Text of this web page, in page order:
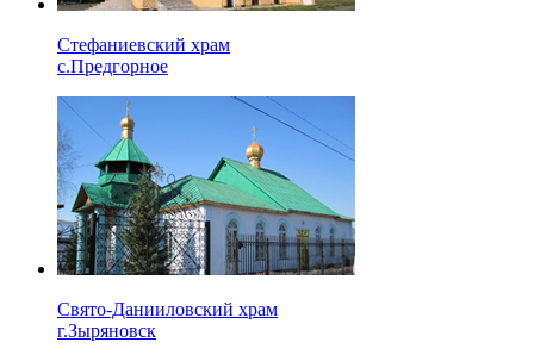
Стефаниевский храм
с.Предгорное
Свято-Данииловский храм
г.Зыряновск